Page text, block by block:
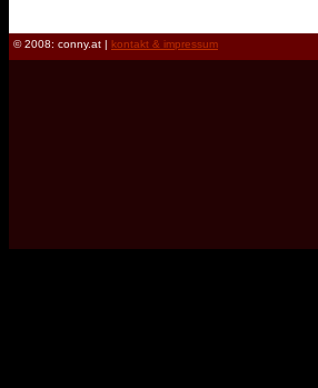
© 2008: conny.at | kontakt & impressum